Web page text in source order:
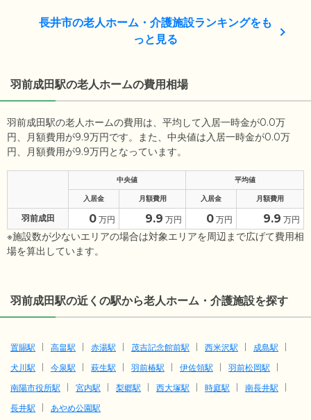
長井市の老人ホーム・介護施設ランキングをも
っと見る
羽前成田駅の老人ホームの費用相場
羽前成田駅の老人ホームの費用は、平均して入居一時金が0.0万
円、月額費用が9.9万円です。また、中央値は入居一時金が0.0万
円、月額費用が9.9万円となっています。
中央値 平均値
入居金 月額費用 入居金 月額費用
羽前成田 0 万円 9.9 万円 0 万円 9.9 万円
※施設数が少ないエリアの場合は対象エリアを周辺まで広げて費用相
場を算出しています。
羽前成田駅の近くの駅から老人ホーム・介護施設を探す
置賜駅 高畠駅 赤湯駅 茂吉記念館前駅 西米沢駅
成島駅
犬川駅
今泉駅 萩生駅 羽前椿駅 伊佐領駅
羽前松岡駅
南陽市役所駅
宮内駅 梨郷駅 西大塚駅 時庭駅
南長井駅
長井駅
あやめ公園駅